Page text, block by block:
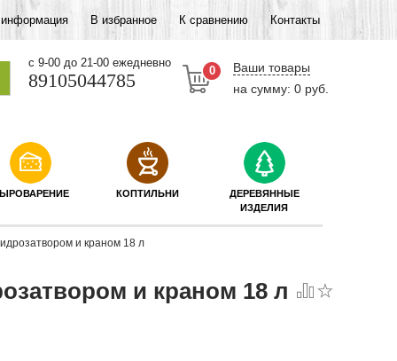
В избранное К сравнению Контакты
c 9-00 до 21-00 ежедневно
89105044785 0
Ваши товары
на сумму: 0 руб.
КОПТИЛЬНИ
ДЕРЕВЯННЫЕ
ИЗДЕЛИЯ
и краном 18 л
и краном 18 л